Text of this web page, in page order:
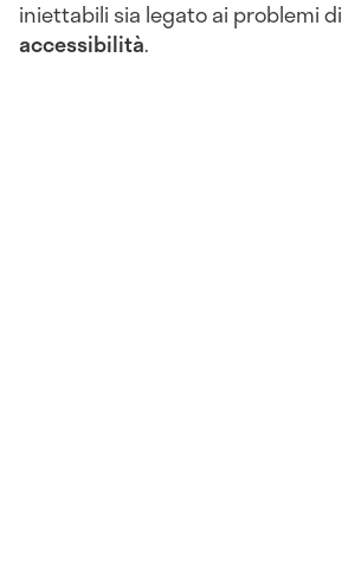
iniettabili sia legato ai problemi di
accessibilità.